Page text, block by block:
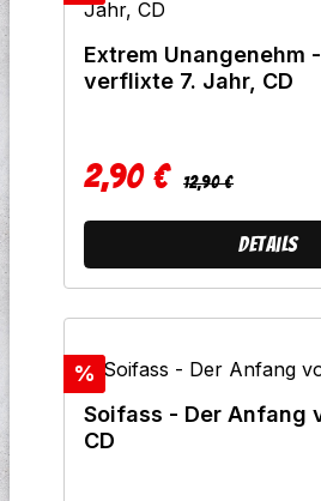
Extrem Unangenehm
verflixte 7. Jahr, CD
Verkaufspreis:
2,90 € Regulärer Preis:
12,90 €
Details
Rabatt
%
Soifass - Der Anfang
CD